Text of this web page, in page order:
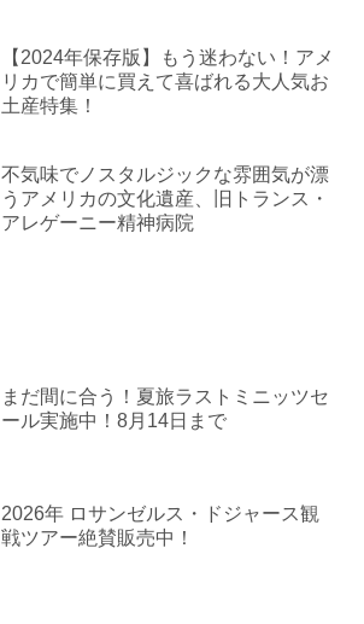
【2024年保存版】もう迷わない！アメ
リカで簡単に買えて喜ばれる大人気お
土産特集！
不気味でノスタルジックな雰囲気が漂
うアメリカの文化遺産、旧トランス・
アレゲーニー精神病院
まだ間に合う！夏旅ラストミニッツセ
ール実施中！8月14日まで
2026年 ロサンゼルス・ドジャース観
戦ツアー絶賛販売中！